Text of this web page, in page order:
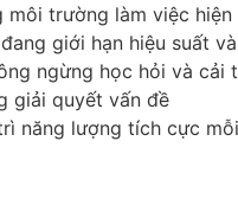
trường làm việc hiện
giới hạn hiệu suất
ngừng học hỏi và cải
giải quyết vấn đề
năng lượng tích cực